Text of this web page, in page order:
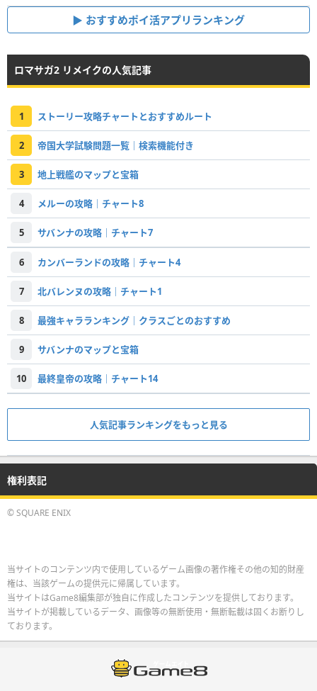
おすすめポイ活アプリランキング
ロマサガ2 リメイクの人気記事
1 ストーリー攻略チャートとおすすめルート
2 帝国大学試験問題一覧｜検索機能付き
3 地上戦艦のマップと宝箱
4 メルーの攻略｜チャート8
5 サバンナの攻略｜チャート7
6 カンバーランドの攻略｜チャート4
7 北バレンヌの攻略｜チャート1
8 最強キャラランキング｜クラスごとのおすすめ
9 サバンナのマップと宝箱
10 最終皇帝の攻略｜チャート14
人気記事ランキングをもっと見る
権利表記
© SQUARE ENIX
当サイトのコンテンツ内で使用しているゲーム画像の著作権その他の知的財産
権は、当該ゲームの提供元に帰属しています。
当サイトはGame8編集部が独自に作成したコンテンツを提供しております。
当サイトが掲載しているデータ、画像等の無断使用・無断転載は固くお断りし
ております。